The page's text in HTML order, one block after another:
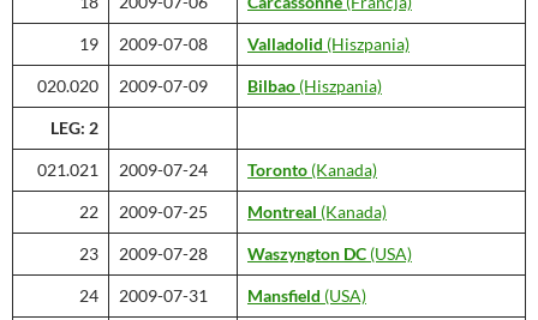
19 2009-07-08 Valladolid (Hiszpania)
020.020 2009-07-09 Bilbao (Hiszpania)
LEG: 2
021.021 2009-07-24 Toronto (Kanada)
22 2009-07-25 Montreal (Kanada)
23 2009-07-28 Waszyngton DC (USA)
24 2009-07-31 Mansfield (USA)